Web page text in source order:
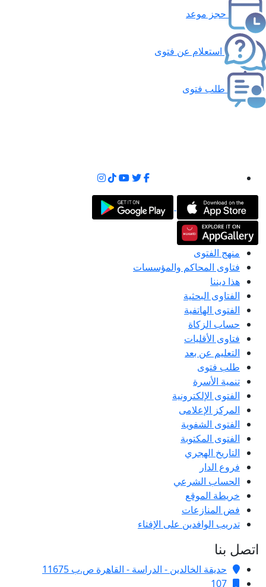
حجز موعد
استعلام عن فتوى
طلب فتوى
منهج الفتوى
فتاوى المحاكم والمؤسسات
هذا ديننا
الفتاوى البحثية
الفتوى الهاتفية
حساب الزكاة
فتاوى الأقليات
التعليم عن بعد
طلب فتوى
تنمية الأسرة
الفتوى الإلكترونية
المركز الإعلامى
الفتوى الشفوية
الفتوى المكتوبة
التاريخ الهجري
فروع الدار
الحساب الشرعي
خريطة الموقع
فض المنازعات
تدريب الوافدين على الإفتاء
اتصل بنا
حديقة الخالدين - الدراسة - القاهرة ص.ب 11675
107